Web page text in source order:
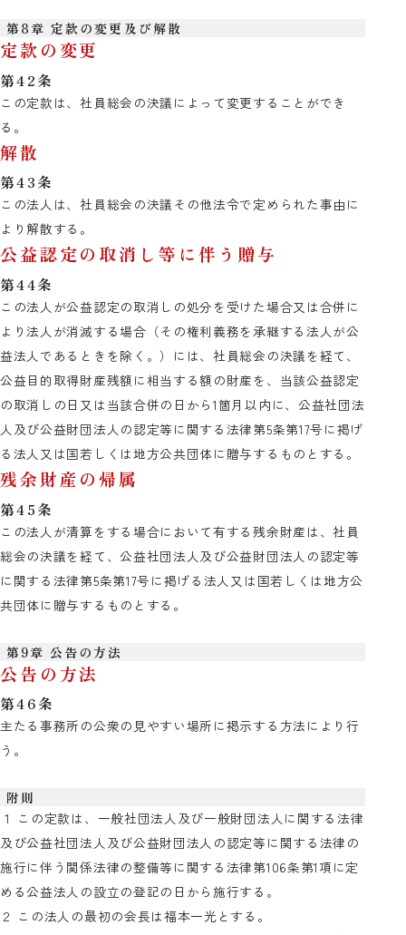
第8章 定款の変更及び解散
定款の変更
第42条
この定款は、社員総会の決議によって変更することができ
る。
解散
第43条
この法人は、社員総会の決議その他法令で定められた事由に
より解散する。
公益認定の取消し等に伴う贈与
第44条
この法人が公益認定の取消しの処分を受けた場合又は合併に
より法人が消滅する場合（その権利義務を承継する法人が公
益法人であるときを除く。）には、社員総会の決議を経て、
公益目的取得財産残額に相当する額の財産を、当該公益認定
の取消しの日又は当該合併の日から1箇月以内に、公益社団法
人及び公益財団法人の認定等に関する法律第5条第17号に掲げ
る法人又は国若しくは地方公共団体に贈与するものとする。
残余財産の帰属
第45条
この法人が清算をする場合において有する残余財産は、社員
総会の決議を経て、公益社団法人及び公益財団法人の認定等
に関する法律第5条第17号に掲げる法人又は国若しくは地方公
共団体に贈与するものとする。
第9章 公告の方法
公告の方法
第46条
主たる事務所の公衆の見やすい場所に掲示する方法により行
う。
附則
１ この定款は、一般社団法人及び一般財団法人に関する法律
及び公益社団法人及び公益財団法人の認定等に関する法律の
施行に伴う関係法律の整備等に関する法律第106条第1項に定
める公益法人の設立の登記の日から施行する。
２ この法人の最初の会長は福本一光とする。